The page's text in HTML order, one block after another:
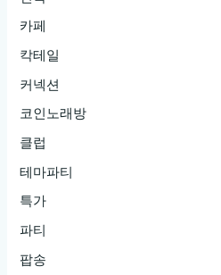
카페
칵테일
커넥션
코인노래방
클럽
테마파티
특가
파티
팝송